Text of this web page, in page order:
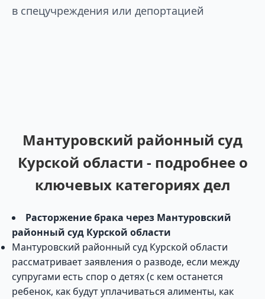
в спецучреждения или депортацией
Мантуровский районный суд
Курской области - подробнее о
ключевых категориях дел
Расторжение брака через Мантуровский
районный суд Курской области
Мантуровский районный суд Курской области
рассматривает заявления о разводе, если между
супругами есть спор о детях (с кем останется
ребенок, как будут уплачиваться алименты, как